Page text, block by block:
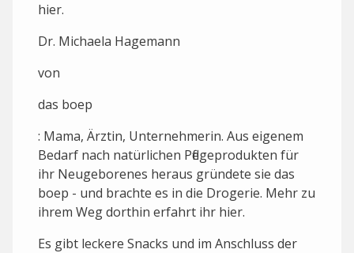
hier.
Dr. Michaela Hagemann
von
das boep
: Mama, Ärztin, Unternehmerin. Aus eigenem
Bedarf nach natürlichen Pflegeprodukten für
ihr Neugeborenes heraus gründete sie das
boep - und brachte es in die Drogerie. Mehr zu
ihrem Weg dorthin erfahrt ihr hier.
E s gibt leckere Snacks und im Anschluss der